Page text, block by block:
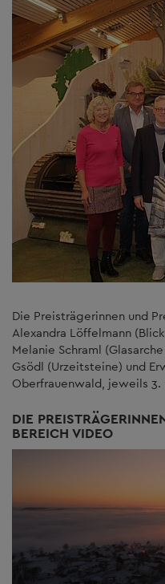
Die Preisträgerinnen und
Alexandra Löffelmann
Melanie Schraml
Gsödl (Urzeitsteine) und
Oberfrauenwald, jeweils 3.
DIE
BEREICH VIDEO